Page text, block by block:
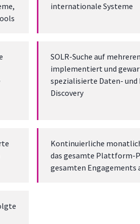
internationale Systeme
SOLR-Suche auf
implementiert und
spezialisierte Daten-
Discovery
Kontinuierliche
das gesamte Plattform-
gesamten